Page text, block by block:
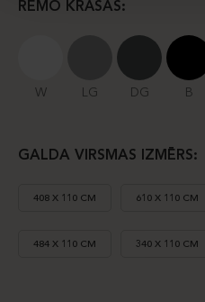
RĒMO KRĀSAS:
W LG DG B
GALDA VIRSMAS IZMĒRS:
408 X 110 CM 610 X 110 CM
484 X 110 CM 340 X 110 CM